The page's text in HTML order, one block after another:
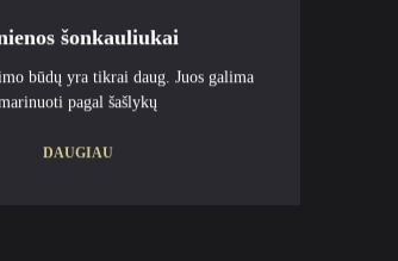
šonkauliukai
būdų yra tikrai daug. Juos galima
pagal šašlykų
DAUGIAU